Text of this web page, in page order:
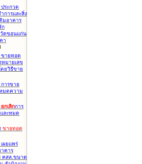
ประกวด
การและสิ่ง
มอาคาร
ก
ดขอนแก่น
า
ขายทอด
มายเลข
ดยวิธีขาย
การขาย
มดความ
ยกเลิกการ
ละหมด
ขายทอด
เผยแพร่
าคาร
คสล.ขนาด